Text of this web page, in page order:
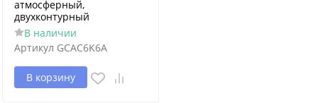
атмосферный,
двухконтурный
В наличии
Артикул GCAC6K6A
В корзину